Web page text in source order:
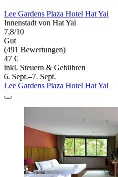
Lee Gardens Plaza Hotel Hat Yai
Innenstadt von Hat Yai
7,8/10
Gut
(491 Bewertungen)
47 €
inkl. Steuern & Gebühren
6. Sept.–7. Sept.
Lee Gardens Plaza Hotel Hat Yai